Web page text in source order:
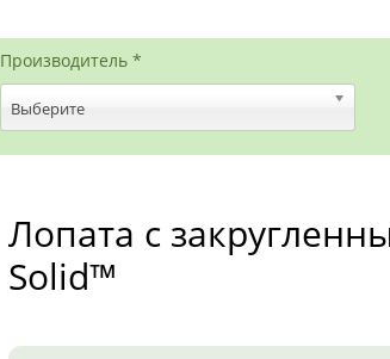
Производитель *
Выберите
Лопата с
Solid™